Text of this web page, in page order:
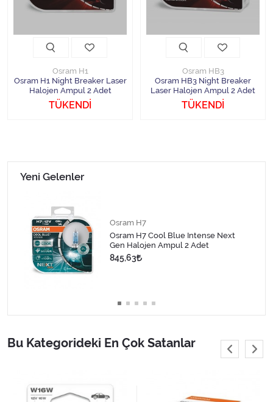
Osram H1
Osram H1 Night Breaker Laser
Halojen Ampul 2 Adet
TÜKENDİ
Osram HB3
Osram HB3 Night Breaker
Laser Halojen Ampul 2 Adet
TÜKENDİ
Yeni Gelenler
Osram H7
Osram H7 Cool Blue Intense Next
Gen Halojen Ampul 2 Adet
845,63
Bu Kategorideki En Çok Satanlar